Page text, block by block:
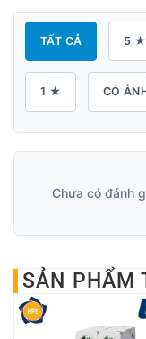
TẤT CẢ 5 ★
1 ★ CÓ
Chưa có đánh
SẢN PHẨM